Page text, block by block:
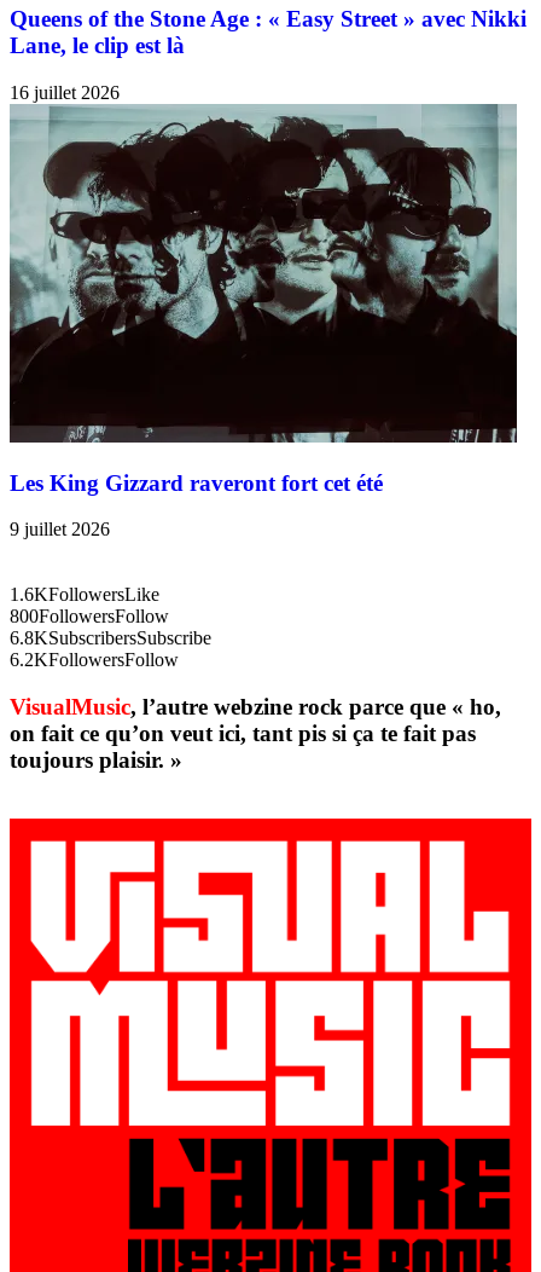
Queens of the Stone Age : « Easy Street » avec Nikki
Lane, le clip est là
16 juillet 2026
Les King Gizzard raveront fort cet été
9 juillet 2026
1.6KFollowersLike
800FollowersFollow
6.8KSubscribersSubscribe
6.2KFollowersFollow
VisualMusic, l’autre webzine rock parce que « ho,
on fait ce qu’on veut ici, tant pis si ça te fait pas
toujours plaisir. »